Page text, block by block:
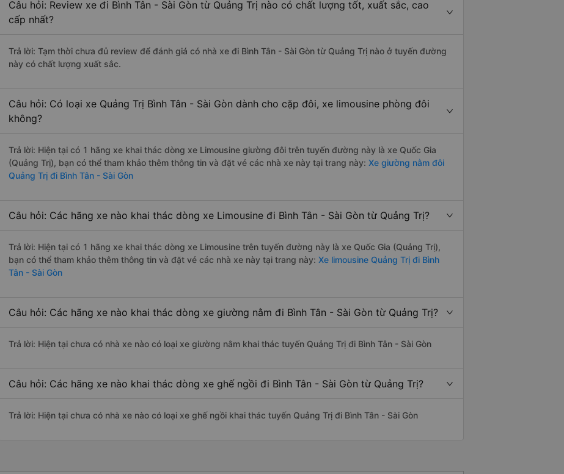
Câu hỏi: Review xe đi Bình Tân - Sài Gòn từ Quảng Trị nào có chất lượng tốt, xuất sắc, cao
cấp nhất?
Trả lời: Tạm thời chưa đủ review để đánh giá có nhà xe đi Bình Tân - Sài Gòn từ Quảng Trị nào ở tuyến đường
này có chất lượng xuất sắc.
Câu hỏi: Có loại xe Quảng Trị Bình Tân - Sài Gòn dành cho cặp đôi, xe limousine phòng đôi
không?
Trả lời: Hiện tại có 1 hãng xe khai thác dòng xe Limousine giường đôi trên tuyến đường này là xe Quốc Gia
(Quảng Trị), bạn có thể tham khảo thêm thông tin và đặt vé các nhà xe này tại trang này: Xe giường nằm đôi
Quảng Trị đi Bình Tân - Sài Gòn
Câu hỏi: Các hãng xe nào khai thác dòng xe Limousine đi Bình Tân - Sài Gòn từ Quảng Trị?
Trả lời: Hiện tại có 1 hãng xe khai thác dòng xe Limousine trên tuyến đường này là xe Quốc Gia (Quảng Trị),
bạn có thể tham khảo thêm thông tin và đặt vé các nhà xe này tại trang này: Xe limousine Quảng Trị đi Bình
Tân - Sài Gòn
Câu hỏi: Các hãng xe nào khai thác dòng xe giường nằm đi Bình Tân - Sài Gòn từ Quảng Trị?
Trả lời: Hiện tại chưa có nhà xe nào có loại xe giường nằm khai thác tuyến Quảng Trị đi Bình Tân - Sài Gòn
Câu hỏi: Các hãng xe nào khai thác dòng xe ghế ngồi đi Bình Tân - Sài Gòn từ Quảng Trị?
Trả lời: Hiện tại chưa có nhà xe nào có loại xe ghế ngồi khai thác tuyến Quảng Trị đi Bình Tân - Sài Gòn